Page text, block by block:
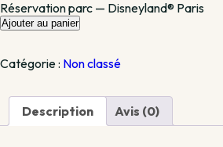
Réservation parc — Disneyland® Paris
quantité
Billet
Paris
Ajouter au panier
Catégorie : Non classé
Description Avis (0)